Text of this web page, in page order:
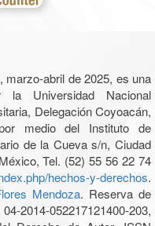
marzo-abril de 2025, es una
la Universidad Nacional
Delegación Coyoacán,
medio del Instituto de
de la Cueva s/n, Ciudad
Tel. (52) 55 56 22 74
hechos-y-derechos.
Mendoza. Reserva de
2014-052217121400-203,